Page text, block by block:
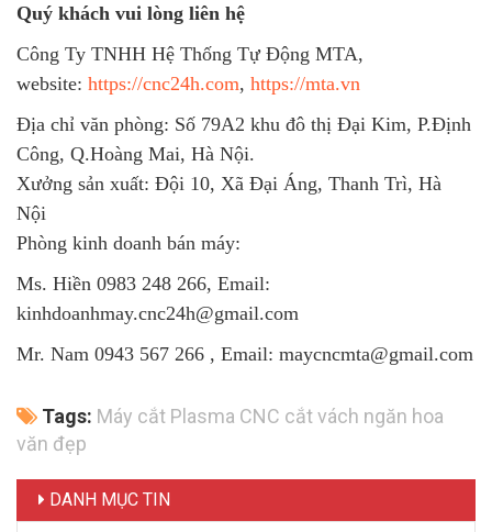
Quý khách vui lòng liên hệ
Công Ty TNHH Hệ Thống Tự Động MTA,
website: https://cnc24h.com, https://mta.vn
Địa chỉ văn phòng: Số 79A2 khu đô thị Đại Kim, P.Định
Công, Q.Hoàng Mai, Hà Nội.
Xưởng sản xuất: Đội 10, Xã Đại Áng, Thanh Trì, Hà
Nội
Phòng kinh doanh bán máy:
Ms. Hiền 0983 248 266, Email:
kinhdoanhmay.cnc24h@gmail.com
Mr. Nam 0943 567 266 , Email: maycncmta@gmail.com
Tags: Máy cắt Plasma CNC cắt vách ngăn hoa
văn đẹp
DANH MỤC TIN